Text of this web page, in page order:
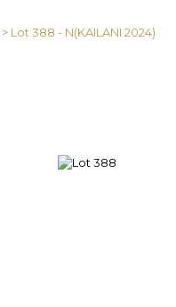
> Lot 388 - N(KAILANI 2024)